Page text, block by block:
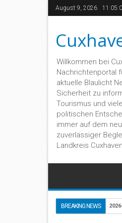
August 9, 2026
Willkommen bei
Nachrichtenportal
aktuelle Blaulicht
Sicherheit zu
Tourismus und
politischen
immer auf dem
zuverlässiger
Landkreis
BREAKING NEWS